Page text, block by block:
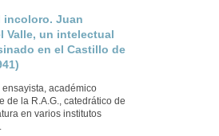
incoloro. Juan
Valle, un intelectual
en el Castillo de
ensayista, académico
de la R.A.G., catedrático de
en varios institutos